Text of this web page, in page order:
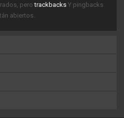
perotrackbacks Y pingbacks
abiertos.